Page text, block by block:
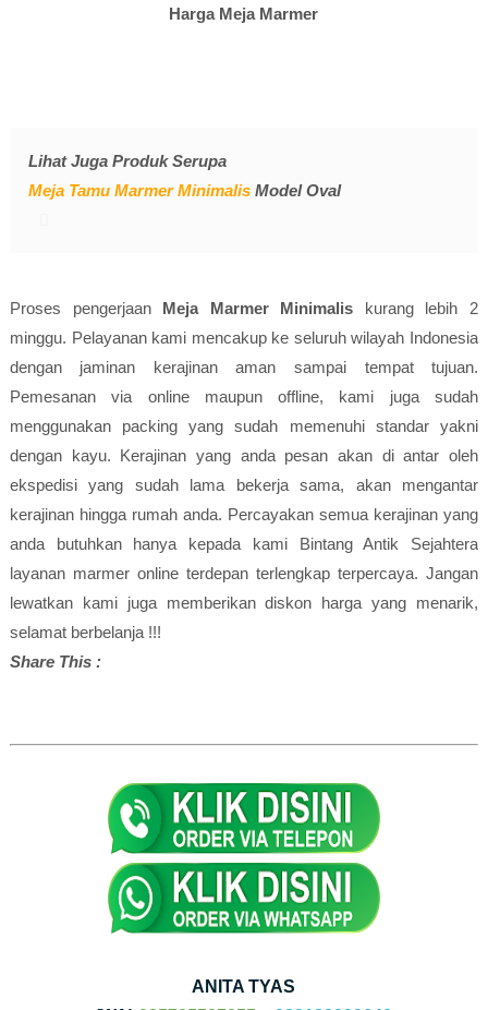
Harga Meja Marmer
Lihat Juga Produk Serupa
Meja Tamu Marmer MinimalisModel Oval
Proses pengerjaan Meja Marmer Minimalis kurang lebih 2
minggu. Pelayanan kami mencakup ke seluruh wilayah Indonesia
dengan jaminan kerajinan aman sampai tempat tujuan.
Pemesanan via online maupun offline, kami juga sudah
menggunakan packing yang sudah memenuhi standar yakni
dengan kayu. Kerajinan yang anda pesan akan di antar oleh
ekspedisi yang sudah lama bekerja sama, akan mengantar
kerajinan hingga rumah anda. Percayakan semua kerajinan yang
anda butuhkan hanya kepada kami Bintang Antik Sejahtera
layanan marmer online terdepan terlengkap terpercaya. Jangan
lewatkan kami juga memberikan diskon harga yang menarik,
selamat berbelanja !!!
Share This :
ANITA TYAS